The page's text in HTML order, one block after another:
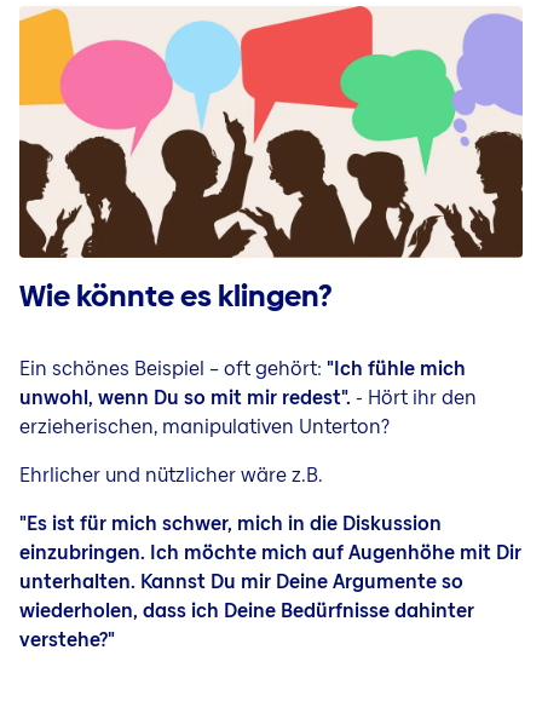
Wie könnte es klingen?
Ein schönes Beispiel – oft gehört: "Ich fühle mich
unwohl, wenn Du so mit mir redest". - Hört ihr den
erzieherischen, manipulativen Unterton?
Ehrlicher und nützlicher wäre z.B.
"Es ist für mich schwer, mich in die Diskussion
einzubringen. Ich möchte mich auf Augenhöhe mit Dir
unterhalten. Kannst Du mir Deine Argumente so
wiederholen, dass ich Deine Bedürfnisse dahinter
verstehe?"